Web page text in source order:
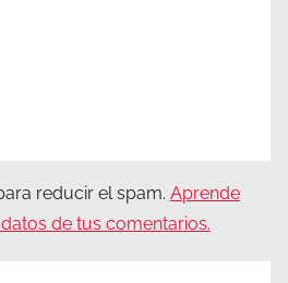
reducir el spam. Aprende
de tus comentarios.